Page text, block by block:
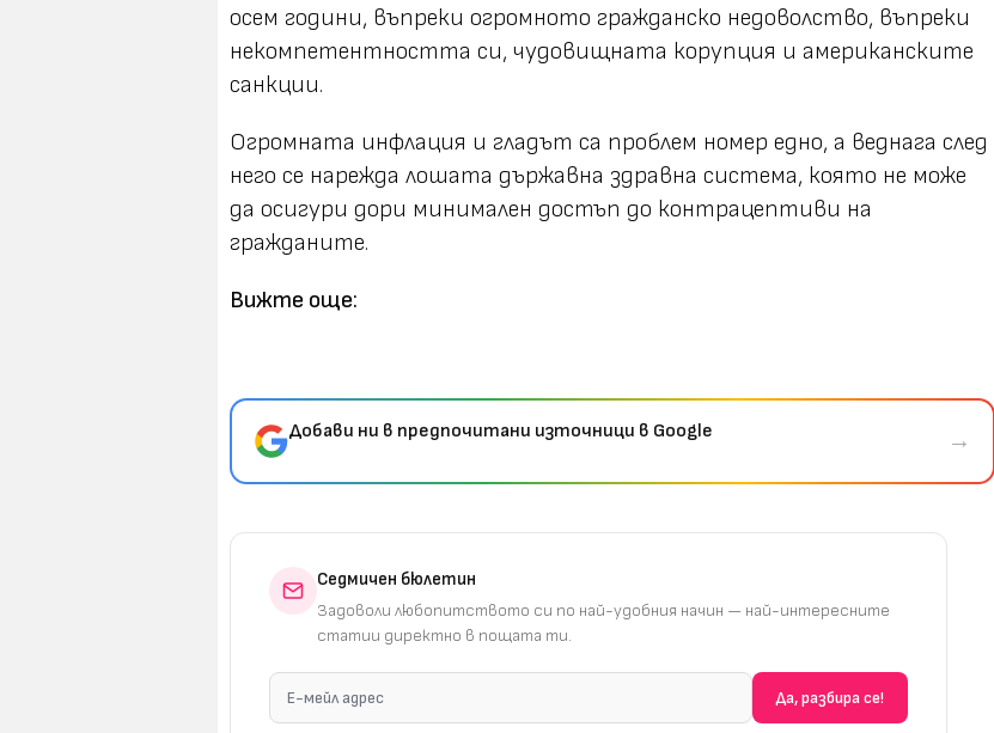
осем години, въпреки огромното гражданско недоволство, въпреки
некомпетентността си, чудовищната корупция и американските
санкции.
Огромната инфлация и гладът са проблем номер едно, а веднага след
него се нарежда лошата държавна здравна система, която не може
да осигури дори минимален достъп до контрацептиви на
гражданите.
Вижте още:
Добави ни в предпочитани източници в Google →
Седмичен бюлетин
Задоволи любопитството си по най-удобния начин — най-интересните
статии директно в пощата ти.